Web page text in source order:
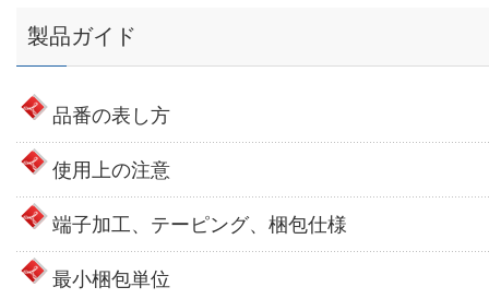
製品ガイド
品番の表し方
使用上の注意
端子加工、テーピング、梱包仕様
最小梱包単位